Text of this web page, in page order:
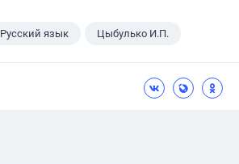
Русский язык Цыбулько И.П.